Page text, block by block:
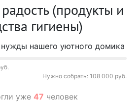
(продукты и
гигиены)
нашего уютного домика
Нужно собрать: 108 000 руб.
уже 47 человек